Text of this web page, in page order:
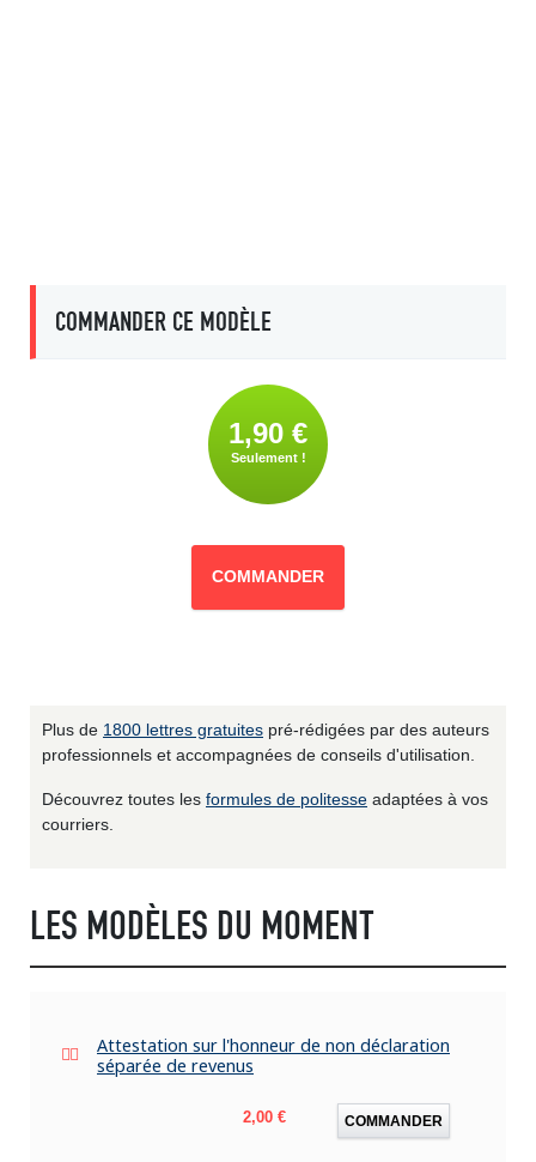
COMMANDER CE MODÈLE
1,90 €
Seulement !
COMMANDER
Plus de 1800 lettres gratuites pré-rédigées par des auteurs
professionnels et accompagnées de conseils d'utilisation.
Découvrez toutes les formules de politesse adaptées à vos
courriers.
LES MODÈLES DU MOMENT
Attestation sur l'honneur de non déclaration
séparée de revenus
Prix
2,00 € COMMANDER